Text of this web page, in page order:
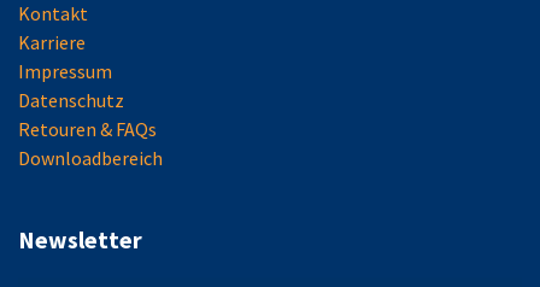
Kontakt
Karriere
Impressum
Datenschutz
Retouren & FAQs
Downloadbereich
Newsletter